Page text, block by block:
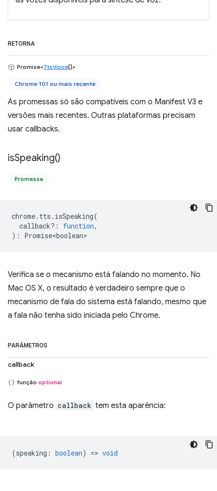
RETORNA
Promise<TtsVoice[]>
Chrome 101 ou mais recente
As promessas só são compatíveis com o Manifest V3 e
versões mais recentes. Outras plataformas precisam
usar callbacks.
isSpeaking()
Promessa
chrome. tts . isSpeaking(
callback? : function,
) : Promise<boolean>
Verifica se o mecanismo está falando no momento. No
Mac OS X, o resultado é verdadeiro sempre que o
mecanismo de fala do sistema está falando, mesmo que
a fala não tenha sido iniciada pelo Chrome.
PARÂMETROS
callback
função optional
O parâmetro callback tem esta aparência:
(speaking : boolean) => void